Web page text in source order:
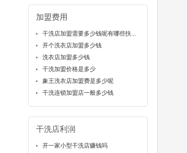
加盟费用
干洗店加盟需要多少钱呢有哪些扶...
开个洗衣店加盟多少钱
洗衣店加盟多少钱
干洗加盟价格是多少
象王洗衣店加盟费是多少呢
干洗连锁加盟店一般多少钱
干洗店利润
开一家小型干洗店赚钱吗